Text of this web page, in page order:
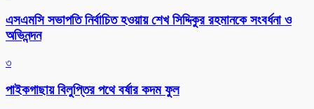
এসএমসি সভাপতি নির্বাচিত হওয়ায় শেখ সিদ্দিকুর রহমানকে সংবর্ধনা ও
অভিনন্দন
৩
পাইকগাছায় বিলুপ্তির পথে বর্ষার কদম ফুল